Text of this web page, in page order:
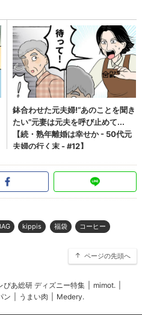
kippis 福袋 コーヒー
ページの先頭へ
ぴあ総研 ディズニー特集 mimot.
ン うまい肉 Medery.